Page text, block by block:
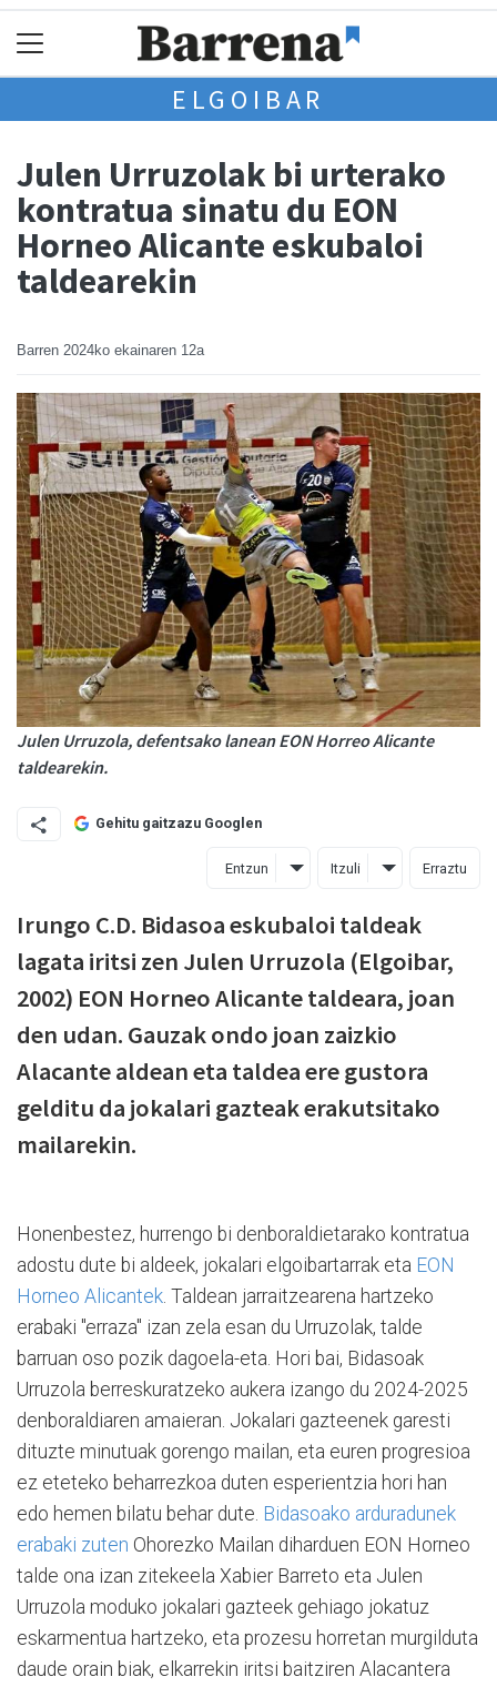
ELGOIBAR
Julen Urruzolak bi urterako
kontratua sinatu du EON
Horneo Alicante eskubaloi
taldearekin
Barren 2024ko ekainaren 12a
Julen Urruzola, defentsako lanean EON Horreo Alicante
taldearekin.
Gehitu gaitzazu Googlen
Entzun Itzuli Erraztu
Irungo C.D. Bidasoa eskubaloi taldeak
lagata iritsi zen Julen Urruzola (Elgoibar,
2002) EON Horneo Alicante taldeara, joan
den udan. Gauzak ondo joan zaizkio
Alacante aldean eta taldea ere gustora
gelditu da jokalari gazteak erakutsitako
mailarekin.
Honenbestez, hurrengo bi denboraldietarako kontratua
adostu dute bi aldeek, jokalari elgoibartarrak eta EON
Horneo Alicantek . Taldean jarraitzearena hartzeko
erabaki "erraza" izan zela esan du Urruzolak, talde
barruan oso pozik dagoela-eta. Hori bai, Bidasoak
Urruzola berreskuratzeko aukera izango du 2024-2025
denboraldiaren amaieran. Jokalari gazteenek garesti
dituzte minutuak gorengo mailan, eta euren progresioa
ez eteteko beharrezkoa duten esperientzia hori han
edo hemen bilatu behar dute. Bidasoako arduradunek
erabaki zuten Ohorezko Mailan diharduen EON Horneo
talde ona izan zitekeela Xabier Barreto eta Julen
Urruzola moduko jokalari gazteek gehiago jokatuz
eskarmentua hartzeko, eta prozesu horretan murgilduta
daude orain biak, elkarrekin iritsi baitziren Alacantera